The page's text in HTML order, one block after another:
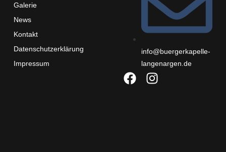
Galerie
News
Kontakt
Datenschutzerklärung
Impressum
info@buergerkapelle-
langenargen.de